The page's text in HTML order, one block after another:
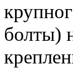
болты)